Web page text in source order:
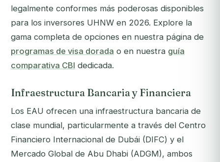
legalmente conformes más poderosas disponibles
para los inversores UHNW en 2026. Explore la
gama completa de opciones en nuestra página de
programas de visa dorada o en nuestra guía
comparativa CBI dedicada.
Infraestructura Bancaria y Financiera
Los EAU ofrecen una infraestructura bancaria de
clase mundial, particularmente a través del Centro
Financiero Internacional de Dubái (DIFC) y el
Mercado Global de Abu Dhabi (ADGM), ambos